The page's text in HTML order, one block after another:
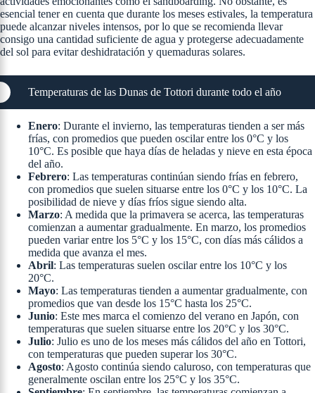
esencial tener en cuenta que durante los meses estivales, la temperatura
puede alcanzar niveles intensos, por lo que se recomienda llevar
consigo una cantidad suficiente de agua y protegerse adecuadamente
del sol para evitar deshidratación y quemaduras solares.
Temperaturas de las Dunas de Tottori durante todo el año
Enero: Durante el invierno, las temperaturas tienden a ser más
frías, con promedios que pueden oscilar entre los 0°C y los
10°C. Es posible que haya días de heladas y nieve en esta época
del año.
Febrero: Las temperaturas continúan siendo frías en febrero,
con promedios que suelen situarse entre los 0°C y los 10°C. La
posibilidad de nieve y días fríos sigue siendo alta.
Marzo: A medida que la primavera se acerca, las temperaturas
comienzan a aumentar gradualmente. En marzo, los promedios
pueden variar entre los 5°C y los 15°C, con días más cálidos a
medida que avanza el mes.
Abril: Las temperaturas suelen oscilar entre los 10°C y los
20°C.
Mayo: Las temperaturas tienden a aumentar gradualmente, con
promedios que van desde los 15°C hasta los 25°C.
Junio: Este mes marca el comienzo del verano en Japón, con
temperaturas que suelen situarse entre los 20°C y los 30°C.
Julio: Julio es uno de los meses más cálidos del año en Tottori,
con temperaturas que pueden superar los 30°C.
Agosto: Agosto continúa siendo caluroso, con temperaturas que
generalmente oscilan entre los 25°C y los 35°C.